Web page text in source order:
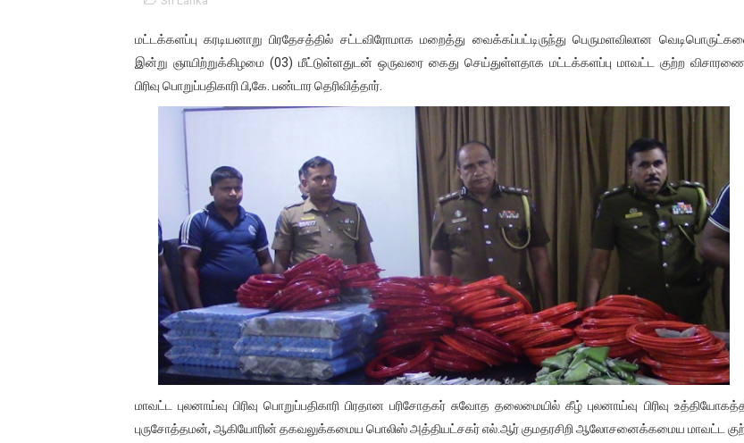
பாலச்சந்திரன் மற்றும் தன்னிடம் படித்த மாணவர்கள் தொடர்பில் நாடாளுமன்றத்தில் பகிரங்க
பிரிட்டனால் கடத்தப்படும் நிலையில் இலங்கைத் தமிழ் குடும்பம்!! நடந்தது என்ன
வர்ராரு...வர்ராரு... அண்ணாத்த : ரஜினிக்காக இலங்கை பாடலாசிரியர் வெளியிட்ட...
கைது செய்யப்பட்ட இளைஞன் உயிரிழப்பு - கொதித்தெழுந்த பிரதேசவாசிகள்!
தடுப்பூசியை பெற்றுக் கொள்ளக் கூடிய இடங்கள்...
சிறுமியை பாலியல் வன்கொடுமை செய்த முதியவருக்கு வழங்கப்பட்ட தண்டனை
பிரபல நடிகை தூக்கிட்டு தற்கொலை!
வடிவேலுவுக்கு நீதிமன்றம் விதித்துள்ள அதிரடி உத்தரவு!
தியாகதீபம் லெப்.கேணல் திலீபன், கேணல் சங்கர் ஆகியோரின் நினைவெழுச்சி நாள் -
ஐ.நா முன்றலில் சீரற்ற காலநிலையிலும் தமிழின அழிப்பிற்கு நீதி கேட்டு நடைபெற்ற
மட்டக்களப்பு கரடியனாறு பிரதேசத்தில் சட்டவிரோமாக மறைத்து வைக்கப்பட்டிருந்து பெருமளவிலான
இன்று ஞாயிற்றுக்கிழமை (03) மீட்டுள்ளதுடன் ஒருவரை கைது செய்துள்ளதாக மட்டக்களப்பு மாவட்ட குற்ற
பிரிவு பொறுப்பதிகாரி பி,கே. பண்டார தெரிவித்தார்.
மாவட்ட புலனாய்வு பிரிவு பொறுப்பதிகாரி பிரதான பரிசோதகர் சுவோத தலைமையில் கீழ் புலனாய்வு பிரிவு
புருசோத்தமன், ஆகியோரின் தகவலுக்கமைய பொலிஸ் அத்தியட்சகர் எல்.ஆர் குமதரசிறி ஆலோசனைக்கமைய மாவட்ட